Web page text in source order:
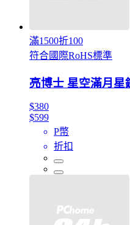
滿1500折100
符合國際RoHS標準
亮博士 星空滿月星
$380
$599
P幣
折扣